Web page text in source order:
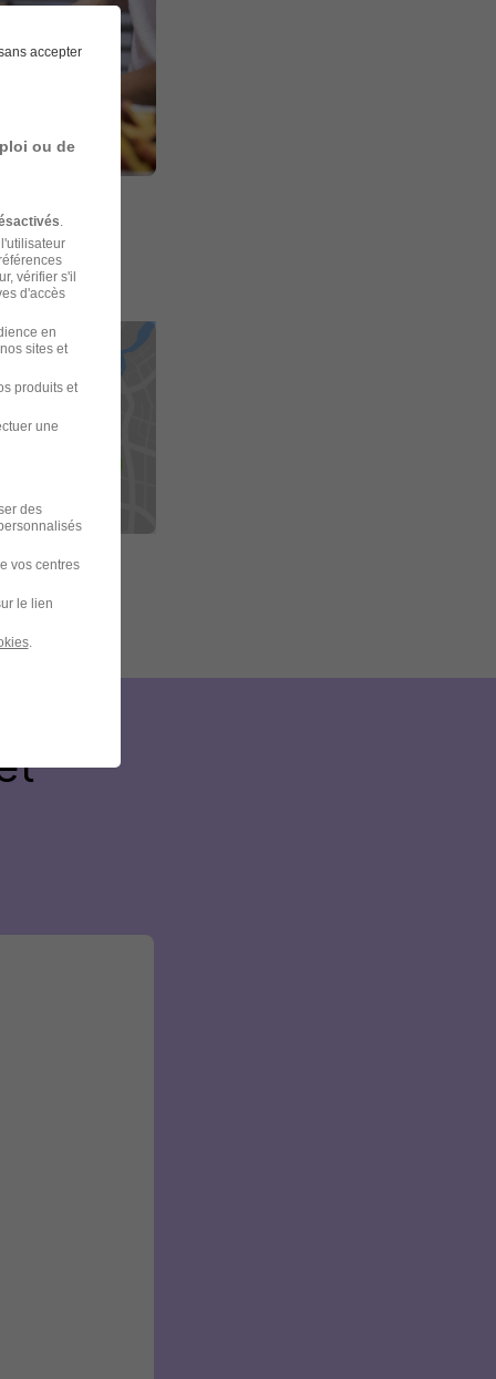
accepter
ou de
vérifier s'il
d'accès
en
sites et
produits et
une
des
vos centres
le lien
.